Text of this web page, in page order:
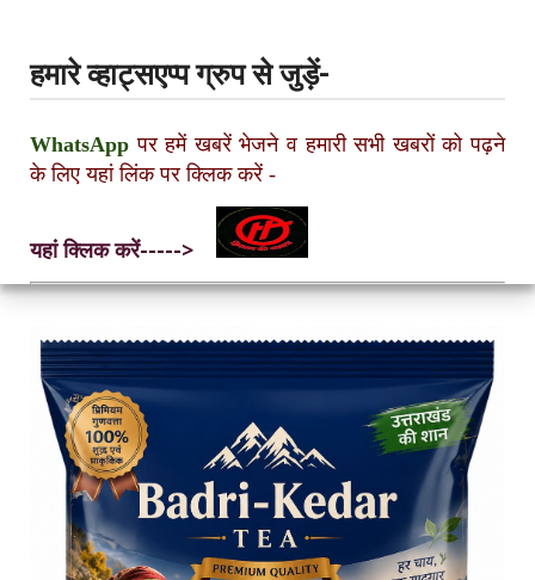
हमारे व्हाट्सएप्प ग्रुप से जुड़ें-
WhatsApp पर हमें खबरें भेजने व हमारी सभी खबरों को पढ़ने
के लिए यहां लिंक पर क्लिक करें -
यहां क्लिक करें----->